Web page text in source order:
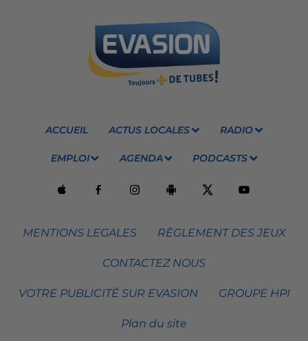
ACCUEIL ACTUS LOCALES RADIO
EMPLOI AGENDA PODCASTS
MENTIONS LEGALES RÈGLEMENT DES JEUX
CONTACTEZ NOUS
VOTRE PUBLICITÉ SUR EVASION GROUPE HPI
Plan du site